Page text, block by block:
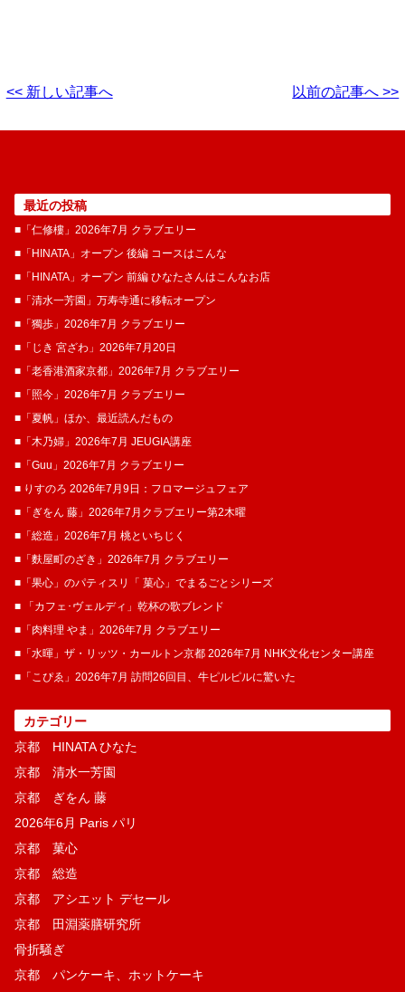
<< 新しい記事へ 以前の記事へ >>
最近の投稿
■「仁修樓」2026年7月 クラブエリー
■「HINATA」オープン 後編 コースはこんな
■「HINATA」オープン 前編 ひなたさんはこんなお店
■「清水一芳園」万寿寺通に移転オープン
■「獨歩」2026年7月 クラブエリー
■「じき 宮ざわ」2026年7月20日
■「老香港酒家京都」2026年7月 クラブエリー
■「照今」2026年7月 クラブエリー
■「夏帆」ほか、最近読んだもの
■「木乃婦」2026年7月 JEUGIA講座
■「Guu」2026年7月 クラブエリー
■ りすのろ 2026年7月9日：フロマージュフェア
■「ぎをん 藤」2026年7月クラブエリー第2木曜
■「総造」2026年7月 桃といちじく
■「麩屋町のざき」2026年7月 クラブエリー
■「果心」のパティスリ「 菓​心」でまるごとシリーズ
■ 「カフェ･ヴェルディ」乾杯の歌ブレンド
■「肉料理 やま」2026年7月 クラブエリー
■「水暉」ザ・リッツ・カールトン京都 2026年7月 NHK文化センター講座
■「こぴゑ」2026年7月 訪問26回目、牛ピルピルに驚いた
カテゴリー
京都 HINATA ひなた
京都 清水一芳園
京都 ぎをん 藤
2026年6月 Paris パリ
京都 菓​心
京都 総造
京都 アシエット デセール
京都 田淵薬膳研究所
骨折騒ぎ
京都 パンケーキ、ホットケーキ